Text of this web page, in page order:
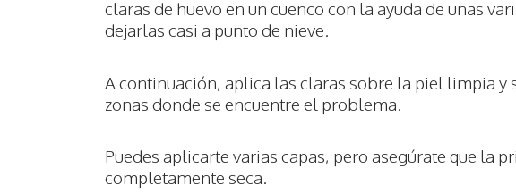
claras de huevo en un cuenco con la ayuda de unas
dejarlas casi a punto de nieve.
A continuación, aplica las claras sobre la piel limpia y
zonas donde se encuentre el problema.
Puedes aplicarte varias capas, pero asegúrate que la
completamente seca.